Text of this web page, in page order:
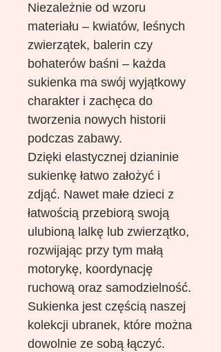
Niezależnie od wzoru
materiału – kwiatów, leśnych
zwierzątek, balerin czy
bohaterów baśni – każda
sukienka ma swój wyjątkowy
charakter i zachęca do
tworzenia nowych historii
podczas zabawy.
Dzięki elastycznej dzianinie
sukienkę łatwo założyć i
zdjąć. Nawet małe dzieci z
łatwością przebiorą swoją
ulubioną lalkę lub zwierzątko,
rozwijając przy tym małą
motorykę, koordynację
ruchową oraz samodzielność.
Sukienka jest częścią naszej
kolekcji ubranek, które można
dowolnie ze sobą łączyć.